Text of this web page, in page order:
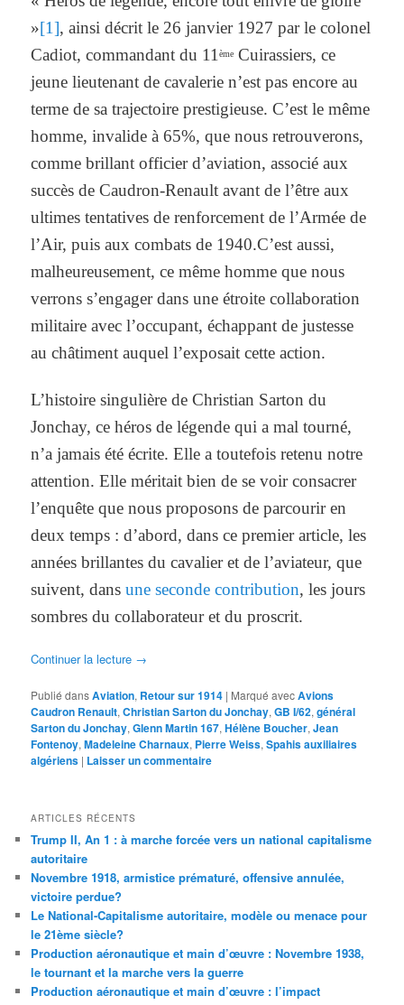
»[1], ainsi décrit le 26 janvier 1927 par le colonel
Cadiot, commandant du 11ème Cuirassiers, ce
jeune lieutenant de cavalerie n’est pas encore au
terme de sa trajectoire prestigieuse. C’est le même
homme, invalide à 65%, que nous retrouverons,
comme brillant officier d’aviation, associé aux
succès de Caudron-Renault avant de l’être aux
ultimes tentatives de renforcement de l’Armée de
l’Air, puis aux combats de 1940.C’est aussi,
malheureusement, ce même homme que nous
verrons s’engager dans une étroite collaboration
militaire avec l’occupant, échappant de justesse
au châtiment auquel l’exposait cette action.
L’histoire singulière de Christian Sarton du
Jonchay, ce héros de légende qui a mal tourné,
n’a jamais été écrite. Elle a toutefois retenu notre
attention. Elle méritait bien de se voir consacrer
l’enquête que nous proposons de parcourir en
deux temps : d’abord, dans ce premier article, les
années brillantes du cavalier et de l’aviateur, que
suivent, dansune seconde contribution, les jours
sombres du collaborateur et du proscrit.
Continuer la lecture →
Publié dansAviation, Retour sur 1914 | Marqué avecAvions
Caudron Renault,Christian Sarton du Jonchay,GB I/62,général
Sarton du Jonchay,Glenn Martin 167,Hélène Boucher,Jean
Fontenoy,Madeleine Charnaux, Pierre Weiss,Spahis auxiliaires
algériens | Laisser un commentaire
ARTICLES RÉCENTS
Trump II, An 1 : à marche forcée vers un national capitalisme
autoritaire
Novembre 1918, armistice prématuré, offensive annulée,
victoire perdue?
Le National-Capitalisme autoritaire, modèle ou menace pour
le 21ème siècle?
Production aéronautique et main d’œuvre : Novembre 1938,
le tournant et la marche vers la guerre
Production aéronautique et main d’œuvre : l’impact